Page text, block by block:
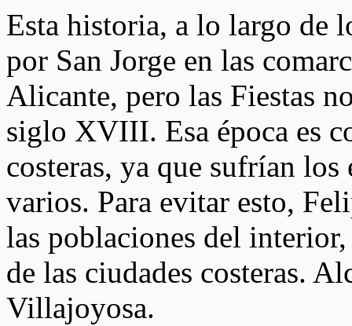
Esta historia, a lo largo de
por San Jorge en las
Alicante, pero las Fiestas
siglo XVIII. Esa época es
costeras, ya que sufrían
varios. Para evitar esto,
las poblaciones del interior,
de las ciudades costeras.
Villajoyosa.